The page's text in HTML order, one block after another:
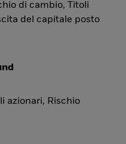
di cambio, Titoli
del capitale posto
azionari, Rischio